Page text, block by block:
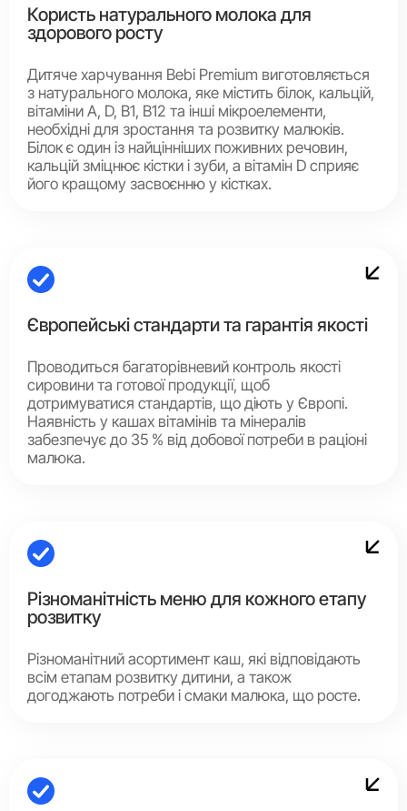
Користь натурального молока для
здорового росту
Дитяче харчування Bebi Premium виготовляється
з натурального молока, яке містить білок, кальцій,
вітаміни A, D, B1, B12 та інші мікроелементи,
необхідні для зростання та розвитку малюків.
Білок є один із найцінніших поживних речовин,
кальцій зміцнює кістки і зуби, а вітамін D сприяє
його кращому засвоєнню у кістках.
Європейські стандарти та гарантія якості
Проводиться багаторівневий контроль якості
сировини та готової продукції, щоб
дотримуватися стандартів, що діють у Європі.
Наявність у кашах вітамінів та мінералів
забезпечує до 35 % від добової потреби в раціоні
малюка.
Різноманітність меню для кожного етапу
розвитку
Різноманітний асортимент каш, які відповідають
всім етапам розвитку дитини, а також
догоджають потреби і смаки малюка, що росте.